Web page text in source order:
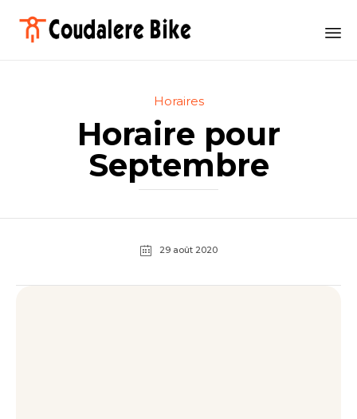
Horaire pour
Septembre
Category
Horaires
29 août 2020